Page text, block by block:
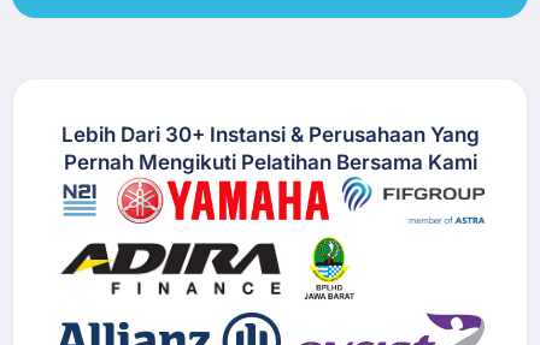
Lebih Dari 30+ Instansi & Perusahaan Yang
Pernah Mengikuti Pelatihan Bersama Kami